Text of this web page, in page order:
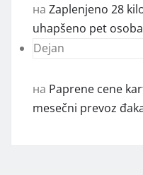
на Zaplenjeno 28
uhapšeno pet osoba
Dejan
на Paprene cene
mesečni prevoz